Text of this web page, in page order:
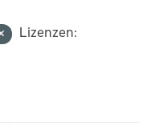
Lizenzen: